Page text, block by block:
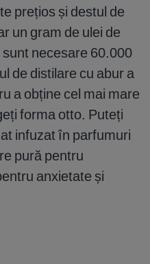
prețios și destul de
un gram de ulei de
necesare 60.000
de distilare cu abur a
a obține cel mai mare
forma otto. Puteți
infuzat în parfumuri
pură pentru
anxietate și